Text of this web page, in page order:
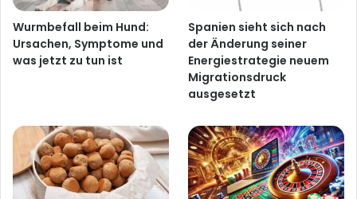
Wurmbefall beim Hund:
Ursachen, Symptome und
was jetzt zu tun ist
Spanien sieht sich nach
der Änderung seiner
Energiestrategie neuem
Migrationsdruck
ausgesetzt